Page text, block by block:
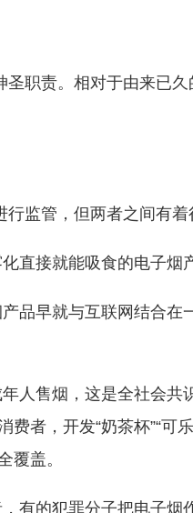
职责。相对于由来已
监管，但两者之间有着
直接就能吸食的电子烟
品早就与互联网结合
人售烟，这是全社会
者，开发“奶茶杯”“可
覆盖。
，有的犯罪分子把电子